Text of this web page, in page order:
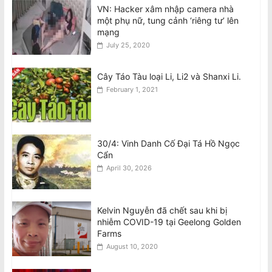
thần ở trẻ em
August 7, 2026
VIDEO: Cầu thủ 24 tuổi bị sét đánh tử
August 7, 2026
VN: Hacker xâm nhập camera nhà
một phụ nữ, tung cảnh ‘riêng tư’ lên
mạng
July 25, 2020
Cây Táo Tàu loại Li, Li2 và Shanxi Li.
February 1, 2021
30/4: Vinh Danh Cố Đại Tá Hồ Ngọc
Cẩn
April 30, 2026
Kelvin Nguyễn đã chết sau khi bị
nhiễm COVID-19 tại Geelong Golden
Farms
August 10, 2020